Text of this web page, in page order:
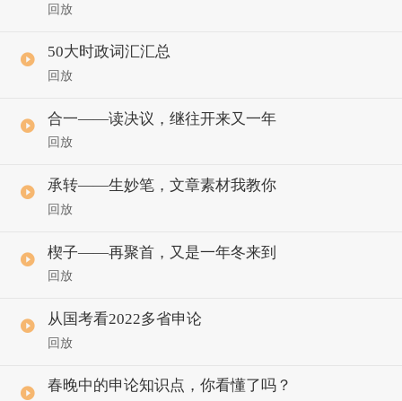
回放
50大时政词汇汇总
回放
合一——读决议，继往开来又一年
回放
承转——生妙笔，文章素材我教你
回放
楔子——再聚首，又是一年冬来到
回放
从国考看2022多省申论
回放
春晚中的申论知识点，你看懂了吗？